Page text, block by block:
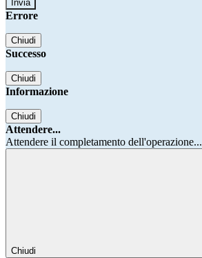
Errore
Chiudi
Successo
Chiudi
Informazione
Chiudi
Attendere...
Attendere il completamento dell'operazione...
Chiudi